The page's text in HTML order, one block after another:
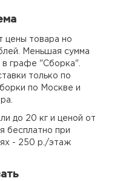
цены товара но
Меньшая сумма
в графе "Сборка".
только по
по Москве и
до 20 кг и ценой от
бесплатно при
- 250 р./этаж